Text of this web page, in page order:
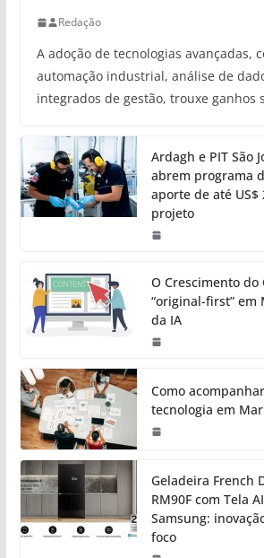
Redação
A adoção de tecnologias avançadas,
automação industrial, análise de
integrados de gestão, trouxe ganhos
Ardagh e PIT São
abrem programa
aporte de até
projeto
O Crescimento do
“original-first” em
da IA
Como
tecnologia em
Geladeira French
RM90F com Tela
Samsung:
foco